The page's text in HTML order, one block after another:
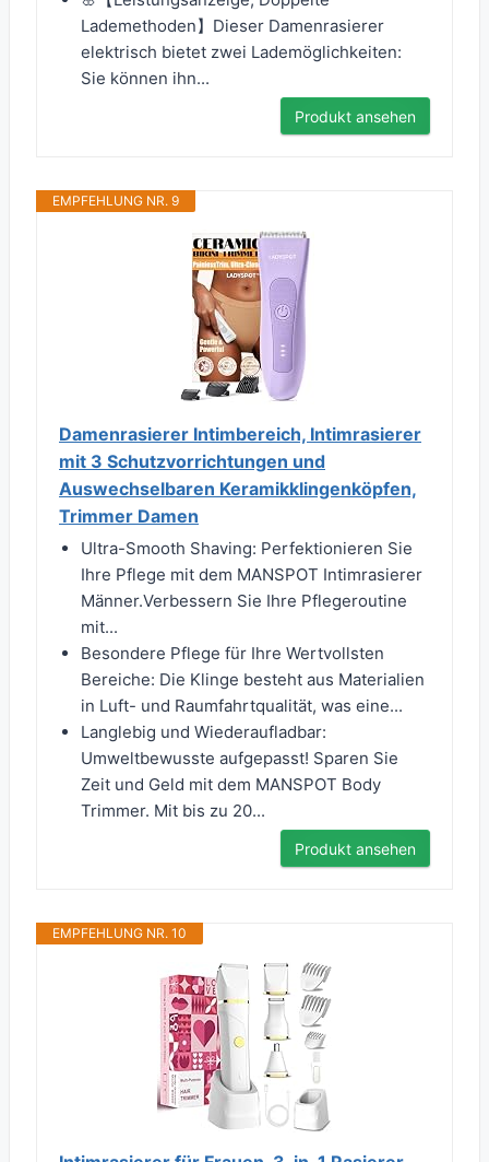
Lademethoden】Dieser Damenrasierer
elektrisch bietet zwei Lademöglichkeiten:
Sie können ihn...
Produkt ansehen
EMPFEHLUNG NR. 9
Damenrasierer Intimbereich, Intimrasierer
mit 3 Schutzvorrichtungen und
Auswechselbaren Keramikklingenköpfen,
Trimmer Damen
Ultra-Smooth Shaving: Perfektionieren Sie
Ihre Pflege mit dem MANSPOT Intimrasierer
Männer.Verbessern Sie Ihre Pflegeroutine
mit...
Besondere Pflege für Ihre Wertvollsten
Bereiche: Die Klinge besteht aus Materialien
in Luft- und Raumfahrtqualität, was eine...
Langlebig und Wiederaufladbar:
Umweltbewusste aufgepasst! Sparen Sie
Zeit und Geld mit dem MANSPOT Body
Trimmer. Mit bis zu 20...
Produkt ansehen
EMPFEHLUNG NR. 10